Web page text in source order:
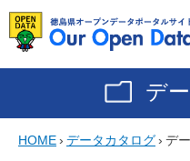
デ
HOME› データカタログ› デ